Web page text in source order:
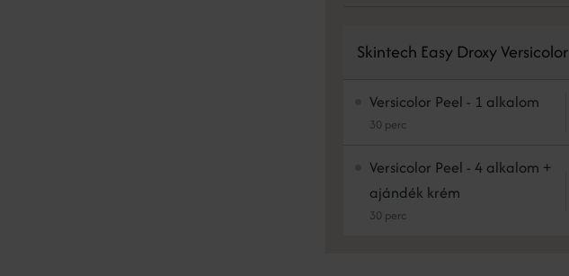
Skintech Easy Droxy Versicolor
Versicolor Peel - 1 alkalom
30 perc
Versicolor Peel - 4 alkalom +
ajándék krém
30 perc